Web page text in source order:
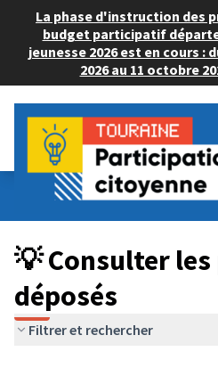
La phase d'instruction des
budget participatif
jeunesse 2026 est en cours :
2026 au 11 octobre
Budget Participatif JEUNESSE
💡 Consulter les projets déposés
💡 Consulter
déposés
Filtrer et rechercher